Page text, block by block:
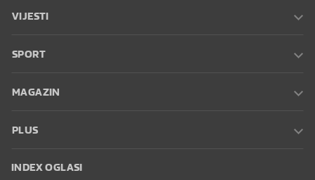
VIJESTI
SPORT
MAGAZIN
PLUS
INDEX OGLASI